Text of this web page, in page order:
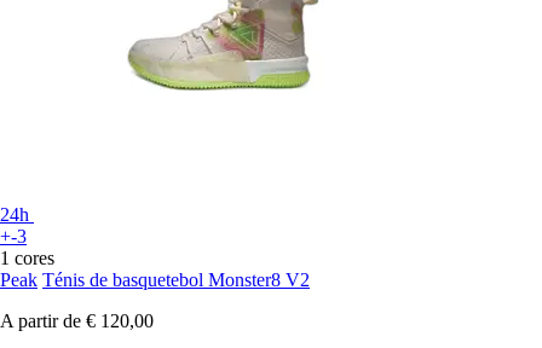
24h
+-3
1 cores
Peak Ténis de basquetebol Monster8 V2
A partir de € 120,00